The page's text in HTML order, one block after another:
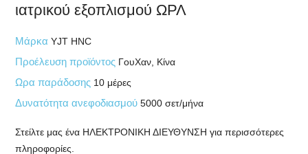
ιατρικού εξοπλισμού ΩΡΛ
ΜάρκαYJT HNC
Προέλευση προϊόντος ΓουΧαν, Κίνα
Ωρα παράδοσης 10 μέρες
Δυνατότητα ανεφοδιασμού5000 σετ/μήνα
Στείλτε μας ένα ΗΛΕΚΤΡΟΝΙΚΗ ΔΙΕΥΘΥΝΣΗ για περισσότερες
πληροφορίες.